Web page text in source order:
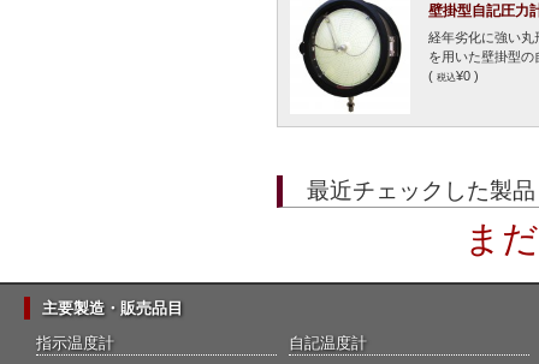
壁掛型自記圧
経年劣化に強い丸
を用いた壁掛型
( 税込¥0 )
最近チェックした製品
ま
主要製造・販売品目
指示温度計
自記温度計